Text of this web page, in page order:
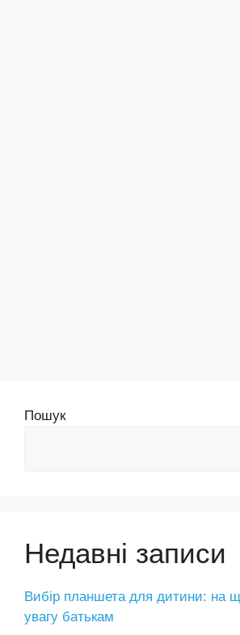
Пошук
Недавні записи
Вибір планшета для дитини: на
увагу батькам